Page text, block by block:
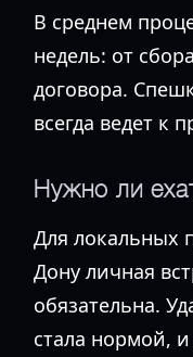
В среднем
недель: от
договора.
всегда ведет к
Нужно ли
Для локальных
Дону личная
обязательна.
стала нормой,